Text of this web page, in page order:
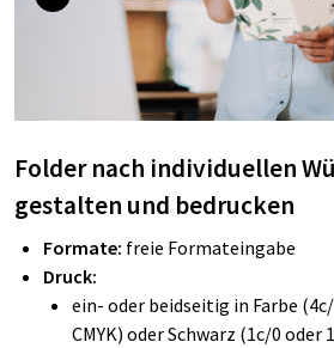
Folder nach individuellen
gestalten und bedrucken
Formate: freie Formateingabe
Druck:
ein- oder beidseitig in Farbe
CMYK) oder Schwarz (1c/0